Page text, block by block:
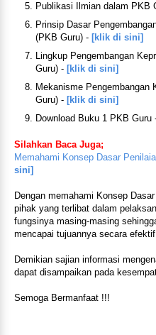
Publikasi Ilmian dalam PKB
Prinsip Dasar
(PKB Guru) - [klik di sini]
Lingkup Pengembangan
Guru) - [klik di sini]
Mekanisme Pengembangan
Guru) - [klik di sini]
Download Buku 1 PKB Guru
Silahkan Baca Juga;
Memahami Konsep Dasar
sini]
Dengan memahami Konsep
pihak yang terlibat dalam
fungsinya masing-masing
mencapai tujuannya secara
Demikian sajian informasi
dapat disampaikan pada
Semoga Bermanfaat !!!